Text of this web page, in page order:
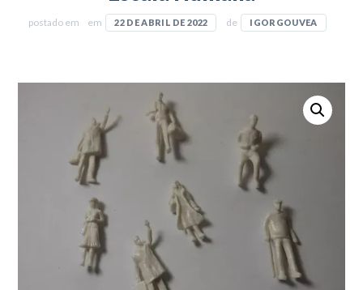
postado em em 22 DE ABRIL DE 2022 de IGORGOUVEA